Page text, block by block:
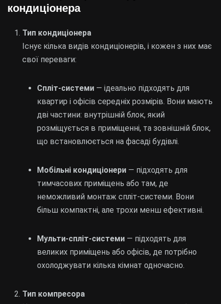
кондиціонера
Тип кондиціонера
Існує кілька видів кондиціонерів, і кожен з них має
свої переваги:
Спліт-системи — ідеально підходять для
квартир і офісів середніх розмірів. Вони мають
дві частини: внутрішній блок, який
розміщується в приміщенні, та зовнішній блок,
що встановлюється на фасаді будівлі.
Мобільні кондиціонери — підходять для
тимчасових приміщень або там, де
неможливий монтаж спліт-системи. Вони
більш компактні, але трохи менш ефективні.
Мульти-спліт-системи — підходять для
великих приміщень або офісів, де потрібно
охолоджувати кілька кімнат одночасно.
Тип компресора